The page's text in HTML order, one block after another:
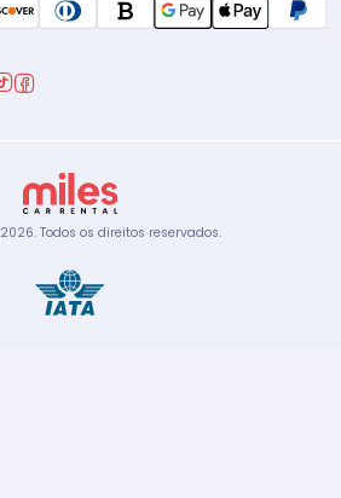
2026. Todos os direitos reservados.